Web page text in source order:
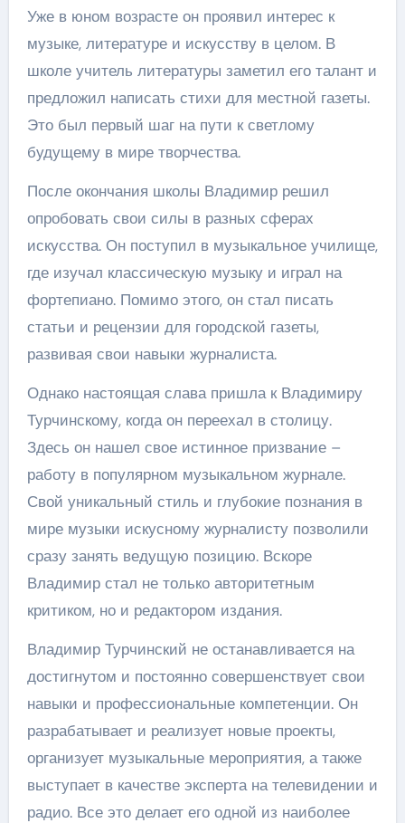
Уже в юном возрасте он проявил интерес к
музыке, литературе и искусству в целом. В
школе учитель литературы заметил его талант и
предложил написать стихи для местной газеты.
Это был первый шаг на пути к светлому
будущему в мире творчества.
После окончания школы Владимир решил
опробовать свои силы в разных сферах
искусства. Он поступил в музыкальное училище,
где изучал классическую музыку и играл на
фортепиано. Помимо этого, он стал писать
статьи и рецензии для городской газеты,
развивая свои навыки журналиста.
Однако настоящая слава пришла к Владимиру
Турчинскому, когда он переехал в столицу.
Здесь он нашел свое истинное призвание –
работу в популярном музыкальном журнале.
Свой уникальный стиль и глубокие познания в
мире музыки искусному журналисту позволили
сразу занять ведущую позицию. Вскоре
Владимир стал не только авторитетным
критиком, но и редактором издания.
Владимир Турчинский не останавливается на
достигнутом и постоянно совершенствует свои
навыки и профессиональные компетенции. Он
разрабатывает и реализует новые проекты,
организует музыкальные мероприятия, а также
выступает в качестве эксперта на телевидении и
радио. Все это делает его одной из наиболее